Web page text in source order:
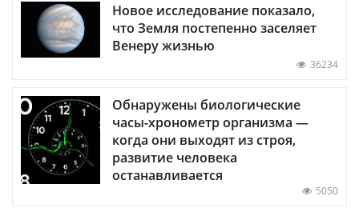
Новое исследование показало,
что Земля постепенно заселяет
Венеру жизнью
36234
Обнаружены биологические
часы-хронометр организма —
когда они выходят из строя,
развитие человека
останавливается
5050